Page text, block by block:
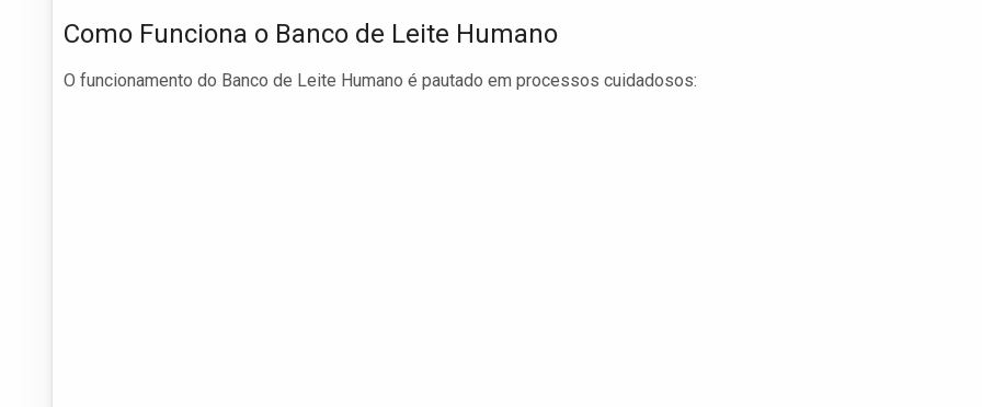
Como Funciona o Banco de Leite Humano
O funcionamento do Banco de Leite Humano é pautado em processos cuidadosos: